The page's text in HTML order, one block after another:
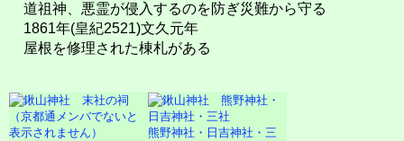
道祖神、悪霊が侵入するのを防ぎ災難から守る
1861年(皇紀2521)文久元年
屋根を修理された棟札がある
熊野神社・日吉神社・三